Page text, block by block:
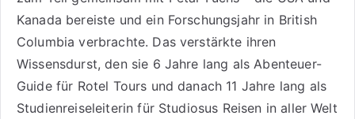
Kanada bereiste und ein Forschungsjahr in British
Columbia verbrachte. Das verstärkte ihren
Wissensdurst, den sie 6 Jahre lang alsAbenteuer-
Guide für Rotel Tours und danach 11 Jahre lang als
Studienreiseleiterin für Studiosus Reisen in aller Welt